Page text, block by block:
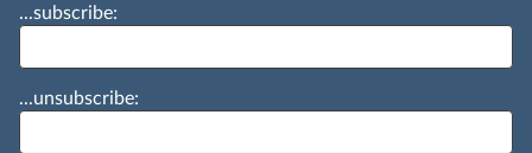
...subscribe:
...unsubscribe: